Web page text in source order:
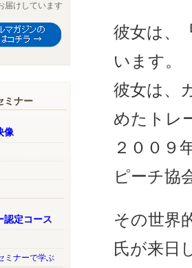
彼女は、
います。
彼女は、
めたトレ
２００
ピーチ協
その世界
氏が来日
届けしています
ミナー
像
認定コース
ミナーで学ぶ